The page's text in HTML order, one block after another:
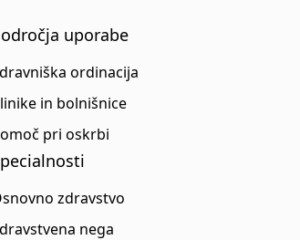
uporabe
ordinacija
in bolnišnice
pri oskrbi
zdravstvo
nega